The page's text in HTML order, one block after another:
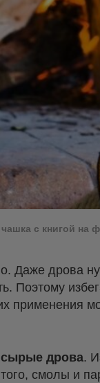
с книгой на
Даже дрова
Поэтому
применения
сырые дрова.
смолы и